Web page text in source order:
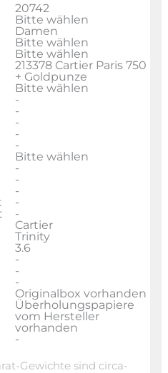
20742
Bitte wählen
Damen
Bitte wählen
Bitte wählen
213378 Cartier Paris 750
+ Goldpunze
Bitte wählen
-
-
-
-
-
Bitte wählen
-
-
-
-
-
Cartier
Trinity
3.6
-
-
-
Originalbox vorhanden
Überholungspapiere
vom Hersteller
vorhanden
-
Gewichte sind circa-